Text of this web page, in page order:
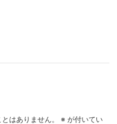
はありません。 ※ が付いてい